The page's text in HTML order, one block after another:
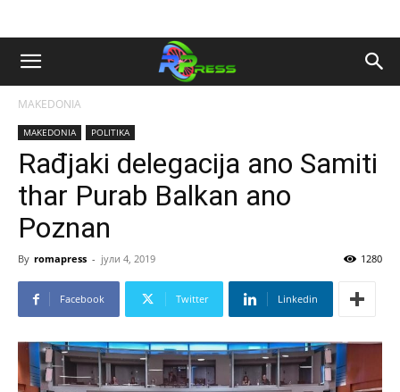
MAKEDONIA
MAKEDONIA POLITIKA
Rađjaki delegacija ano Samiti
thar Purab Balkan ano
Poznan
By romapress - јули 4, 2019 1280
Facebook Twitter Linkedin